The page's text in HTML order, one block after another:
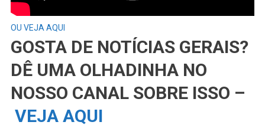
OU VEJA AQUI
GOSTA DE NOTÍCIAS GERAIS?
DÊ UMA OLHADINHA NO
NOSSO CANAL SOBRE ISSO –
VEJA AQUI